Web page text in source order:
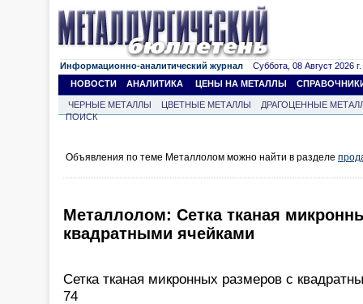
Информационно-аналитический журнал Суббота, 08 Август 2026 г.
НОВОСТИ
АНАЛИТИКА ЦЕНЫ НА МЕТАЛЛЫ
ЧЕРНЫЕ МЕТАЛЛЫ ЦВЕТНЫЕ МЕТАЛЛЫ
ДРАГОЦЕННЫЕ
ПОИСК
Объявления по теме Металлолом можно найти в разделе
Металлолом: Сетка тканая
квадратными ячейками
Сетка тканая микронных размеров с
74